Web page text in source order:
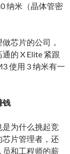
纳米（晶体管密
芯片的公司，
的 X Elite 紧跟
使用 3 纳米有一
钱
为什么挑起竞
片管理者，还
和工程师的薪